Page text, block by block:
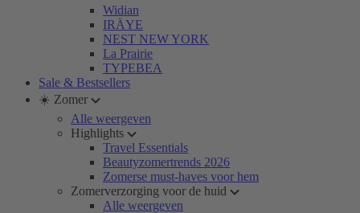
Widian
IRÄYE
NEST NEW YORK
La Prairie
TYPEBEA
Sale & Bestsellers
☀️ Zomer
Alle weergeven
Highlights
Travel Essentials
Beautyzomertrends 2026
Zomerse must-haves voor hem
Zomerverzorging voor de huid
Alle weergeven